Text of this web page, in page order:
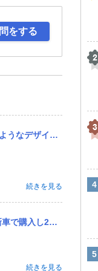
をする
たもの同士の車ってあ...
続きを見る
ですか？ (例：「クロス...
続きを見る